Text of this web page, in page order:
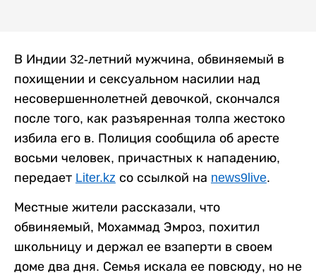
В Индии 32-летний мужчина, обвиняемый в
похищении и сексуальном насилии над
несовершеннолетней девочкой, скончался
после того, как разъяренная толпа жестоко
избила его в. Полиция сообщила об аресте
восьми человек, причастных к нападению,
передает Liter.kz со ссылкой на news9live.
Местные жители рассказали, что
обвиняемый, Мохаммад Эмроз, похитил
школьницу и держал ее взаперти в своем
доме два дня. Семья искала ее повсюду, но не